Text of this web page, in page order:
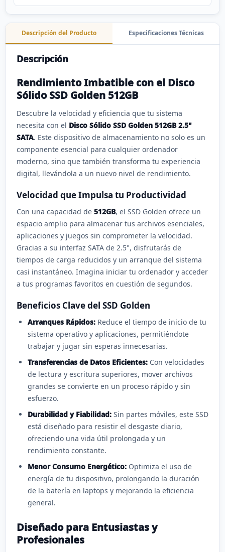
Descripción del Producto Especificaciones Técnicas
Descripción
Rendimiento Imbatible con el Disco
Sólido SSD Golden 512GB
Descubre la velocidad y eficiencia que tu sistema
necesita con el Disco Sólido SSD Golden 512GB 2.5"
SATA. Este dispositivo de almacenamiento no solo es un
componente esencial para cualquier ordenador
moderno, sino que también transforma tu experiencia
digital, llevándola a un nuevo nivel de rendimiento.
Velocidad que Impulsa tu Productividad
Con una capacidad de 512GB, el SSD Golden ofrece un
espacio amplio para almacenar tus archivos esenciales,
aplicaciones y juegos sin comprometer la velocidad.
Gracias a su interfaz SATA de 2.5", disfrutarás de
tiempos de carga reducidos y un arranque del sistema
casi instantáneo. Imagina iniciar tu ordenador y acceder
a tus programas favoritos en cuestión de segundos.
Beneficios Clave del SSD Golden
Arranques Rápidos: Reduce el tiempo de inicio de tu
sistema operativo y aplicaciones, permitiéndote
trabajar y jugar sin esperas innecesarias.
Transferencias de Datos Eficientes: Con velocidades
de lectura y escritura superiores, mover archivos
grandes se convierte en un proceso rápido y sin
esfuerzo.
Durabilidad y Fiabilidad: Sin partes móviles, este SSD
está diseñado para resistir el desgaste diario,
ofreciendo una vida útil prolongada y un
rendimiento constante.
Menor Consumo Energético: Optimiza el uso de
energía de tu dispositivo, prolongando la duración
de la batería en laptops y mejorando la eficiencia
general.
Diseñado para Entusiastas y
Profesionales